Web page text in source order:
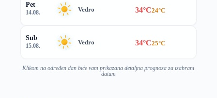
Pet
14.08. Vedro 34°C24°C
Sub
15.08. Vedro 34°C25°C
Klikom na određen dan biće vam prikazana detaljna prognoza za izabrani
datum